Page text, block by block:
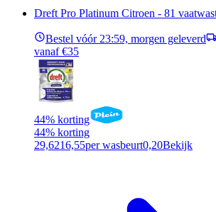
Dreft Pro Platinum Citroen - 81
Bestel vóór 23:59, morgen geleverd
vanaf €35
44% korting
44% korting
29,6216,55per wasbeurt0,20Bekijk